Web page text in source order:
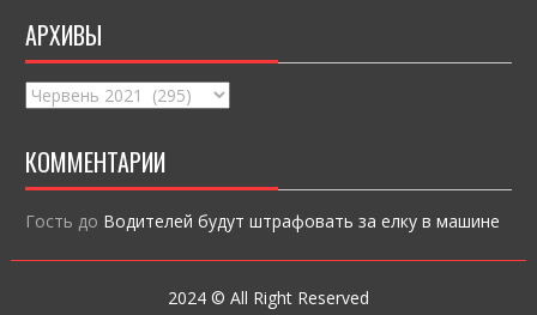
АРХИВЫ
Архивы
КОММЕНТАРИИ
Гость до Водителей будут штрафовать за елку в машине
2024 © All Right Reserved